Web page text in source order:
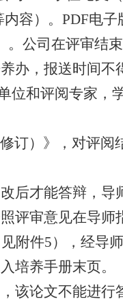
容）。 PDF电子
。 公司 在评审结
办，报送时间不
位和评阅专家，
订）》，对评阅
后才能答辩，导
评审意见在导师
附件5），经导
培养手册末页。
该论文不能进行